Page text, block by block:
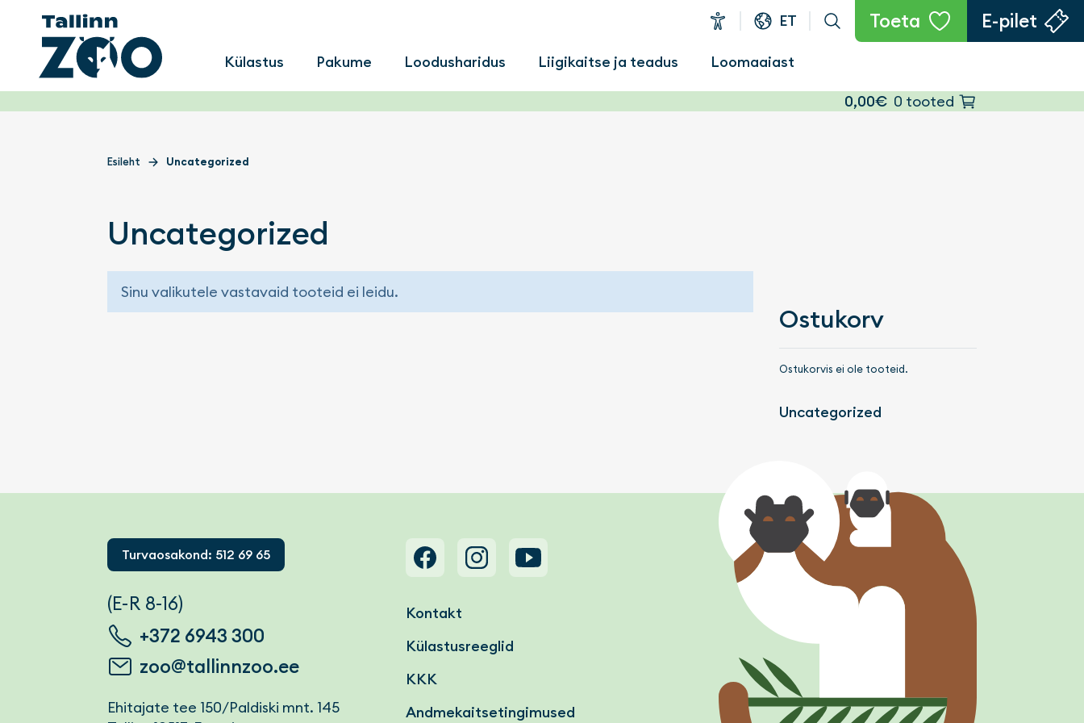
ET Toeta E-pilet
Main menu
Külastus Pakume Loodusharidus Liigikaitse ja teadus Loomaaiast
0,00€ 0 tooted
Esileht Uncategorized
Uncategorized
Ostukorv
Ostukorvis ei ole tooteid.
Uncategorized
Sinu valikutele vastavaid tooteid ei leidu.
Turvaosakond: 512 69 65
(E-R 8-16)
+372 6943 300
zoo@tallinnzoo.ee
Ehitajate tee 150/Paldiski mnt. 145
Footer menu
Kontakt
Külastusreeglid
KKK
Andmekaitsetingimused